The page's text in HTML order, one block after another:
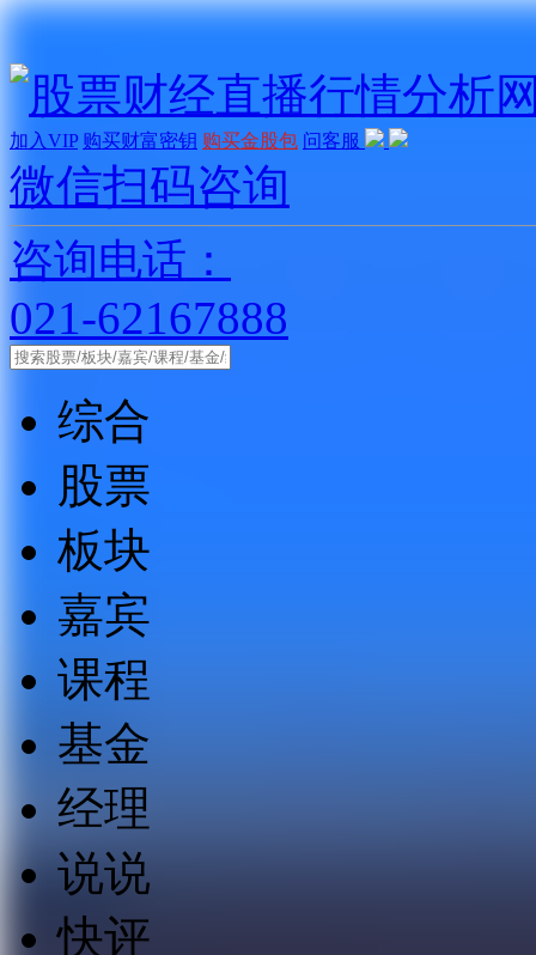
加入VIP 购买财富密钥 购买金股包 问客服
微信扫码咨询
咨询电话：
021-62167888
综合
股票
板块
嘉宾
课程
基金
经理
说说
快评